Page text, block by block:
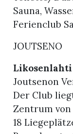
Sauna,
Ferienclub
JOUTSENO
Likosenlahti
Joutsenon
Der Club
Zentrum
18